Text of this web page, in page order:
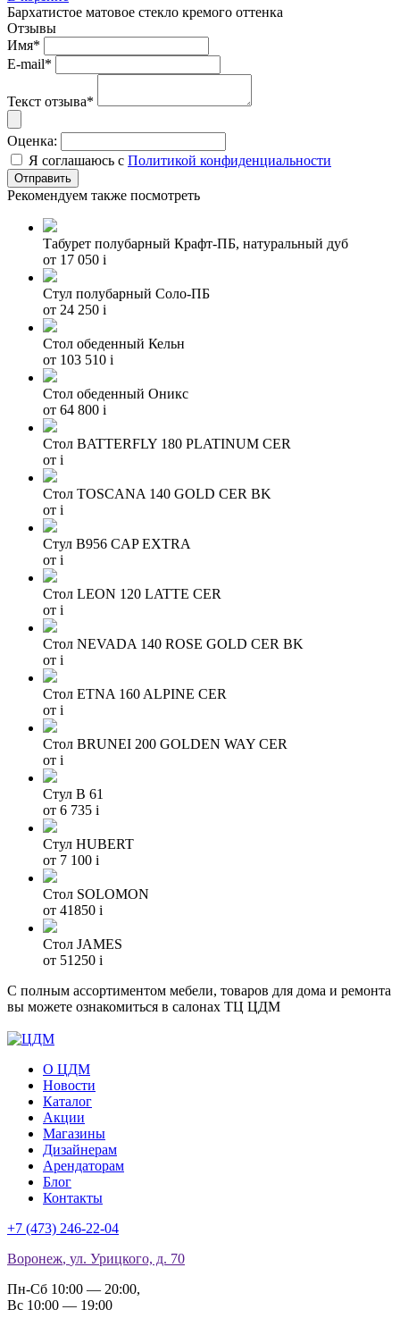
Бархатистое матовое стекло кремого оттенка
Отзывы
Имя*
E-mail*
Текст отзыва*
Оценка:
Я соглашаюсь с Политикой конфиденциальности
Рекомендуем также посмотреть
Табурет полубарный Крафт-ПБ, натуральный дуб
от 17 050 i
Стул полубарный Соло-ПБ
от 24 250 i
Стол обеденный Кельн
от 103 510 i
Стол обеденный Оникс
от 64 800 i
Стол BATTERFLY 180 PLATINUM CER
от i
Стол TOSCANA 140 GOLD CER BK
от i
Стул B956 CAP EXTRA
от i
Стол LEON 120 LATTE CER
от i
Стол NEVADA 140 ROSE GOLD CER BK
от i
Стол ETNA 160 ALPINE CER
от i
Стол BRUNEI 200 GOLDEN WAY CER
от i
Стул B 61
от 6 735 i
Стул HUBERT
от 7 100 i
Стол SOLOMON
от 41850 i
Стол JAMES
от 51250 i
С полным ассортиментом мебели, товаров для дома и ремонта
вы можете ознакомиться в салонах ТЦ ЦДМ
О ЦДМ
Новости
Каталог
Акции
Магазины
Дизайнерам
Арендаторам
Блог
Контакты
+7 (473) 246-22-04
Воронеж, ул. Урицкого, д. 70
Пн-Сб 10:00 — 20:00,
Вс 10:00 — 19:00